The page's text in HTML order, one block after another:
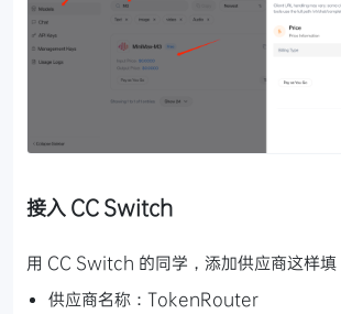
接入 CC Switch
用 CC Switch 的同学，添加供应商这样填
供应商名称：TokenRouter